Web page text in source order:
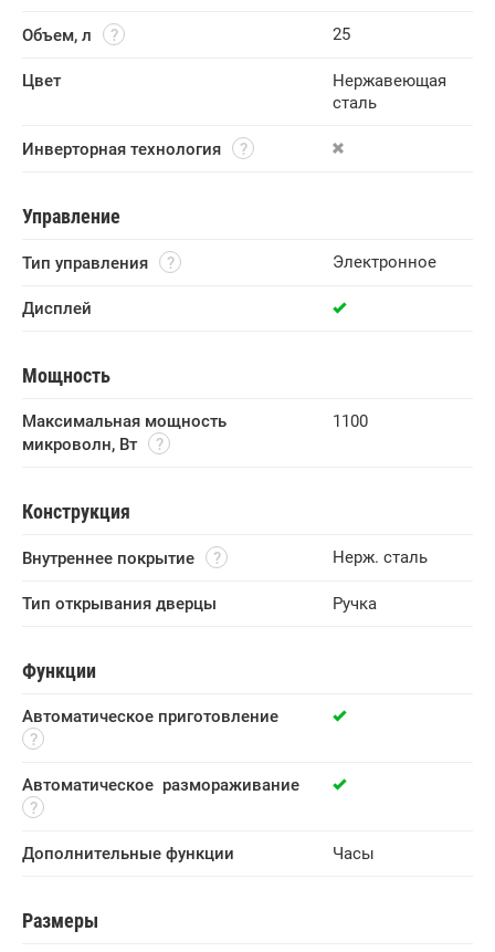
Объем, л 25
Цвет
Нержавеющая
сталь
Инверторная технология
Управление
Тип управления Электронное
Дисплей
Мощность
Максимальная мощность
микроволн, Вт
1100
Конструкция
Внутреннее покрытие Нерж. сталь
Тип открывания дверцы Ручка
Функции
Автоматическое приготовление
Автоматическое  размораживание
Дополнительные функции Часы
Размеры